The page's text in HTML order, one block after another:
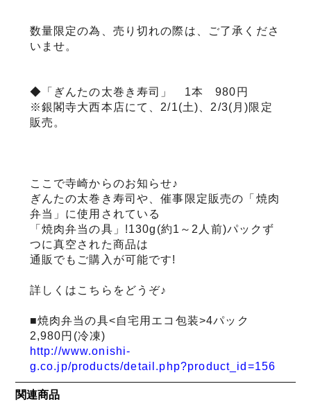
数量限定の為、売り切れの際は、ご了承くださ
いませ。
◆「ぎんたの太巻き寿司」 1本 980円
※銀閣寺大西本店にて、2/1(土)、2/3(月)限定
販売。
ここで寺崎からのお知らせ♪
ぎんたの太巻き寿司や、催事限定販売の「焼肉
弁当」に使用されている
「焼肉弁当の具」!130g(約1～2人前)パックず
つに真空された商品は
通販でもご購入が可能です!
詳しくはこちらをどうぞ♪
■焼肉弁当の具<自宅用エコ包装>4パック
2,980円(冷凍)
http://www.onishi-
g.co.jp/products/detail.php?product_id=156
関連商品